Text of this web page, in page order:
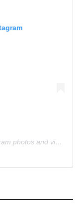
photos and videos